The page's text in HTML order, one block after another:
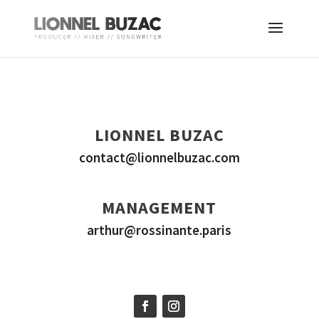
LIONNEL BUZAC
contact@lionnelbuzac.com
MANAGEMENT
arthur@rossinante.paris